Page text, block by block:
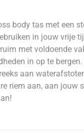
body tas met een
in jouw vrije
met voldoende
in op te
aan
riem aan, aan jouw